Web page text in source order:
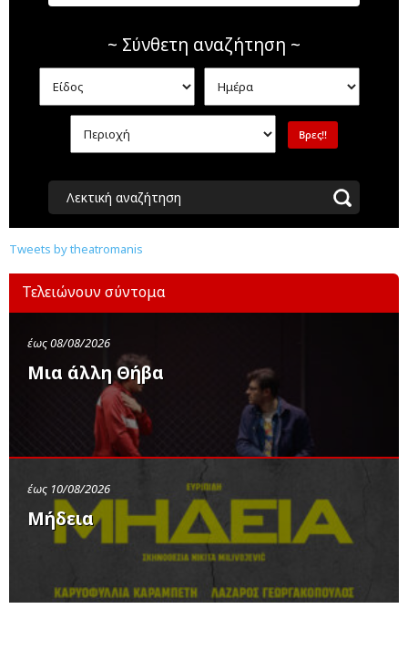
~ Σύνθετη αναζήτηση ~
Λεκτική αναζήτηση
Tweets by theatromanis
Τελειώνουν σύντομα
έως 08/08/2026
Μια άλλη Θήβα
έως 10/08/2026
Μήδεια